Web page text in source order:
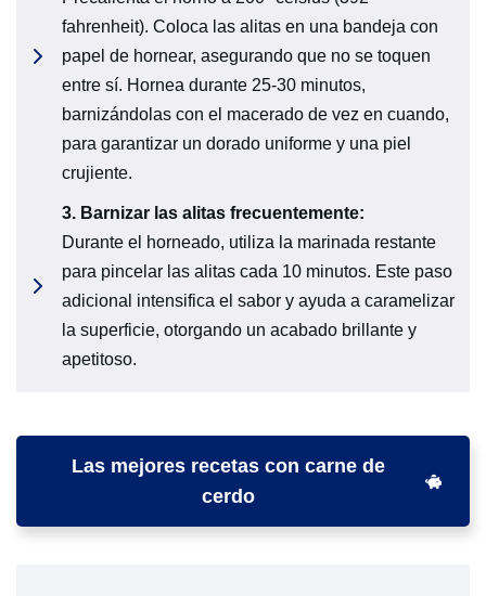
fahrenheit). Coloca las alitas en una bandeja con
papel de hornear, asegurando que no se toquen
entre sí. Hornea durante 25-30 minutos,
barnizándolas con el macerado de vez en cuando,
para garantizar un dorado uniforme y una piel
crujiente.
3. Barnizar las alitas frecuentemente:
Durante el horneado, utiliza la marinada restante
para pincelar las alitas cada 10 minutos. Este paso
adicional intensifica el sabor y ayuda a caramelizar
la superficie, otorgando un acabado brillante y
apetitoso.
Las mejores recetas con carne de
cerdo